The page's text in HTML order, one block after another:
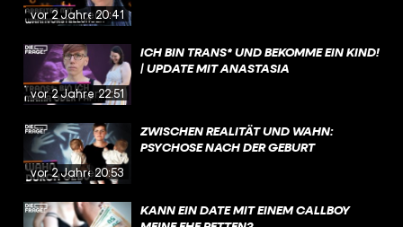
vor 2 Jahren20:41
vor 2 Jahren22:51
ICH BIN TRANS* UND BEKOMME EIN KIND!
| UPDATE MIT ANASTASIA
vor 2 Jahren20:53
ZWISCHEN REALITÄT UND WAHN:
PSYCHOSE NACH DER GEBURT
KANN EIN DATE MIT EINEM CALLBOY